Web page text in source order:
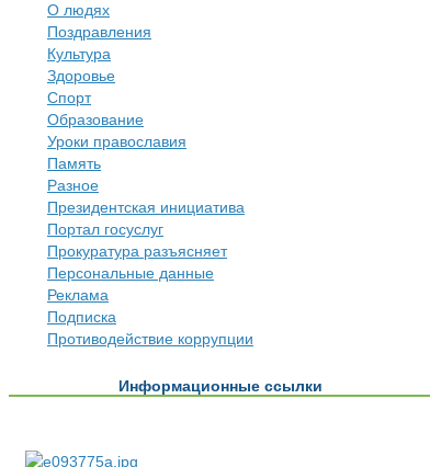
О людях
Поздравления
Культура
Здоровье
Спорт
Образование
Уроки православия
Память
Разное
Президентская инициатива
Портал госуслуг
Прокуратура разъясняет
Персональные данные
Реклама
Подписка
Противодействие коррупции
Информационные ссылки